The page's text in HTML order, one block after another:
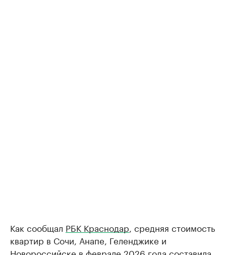
Как сообщал РБК Краснодар , средняя стоимость
квартир в Сочи, Анапе, Геленджике и